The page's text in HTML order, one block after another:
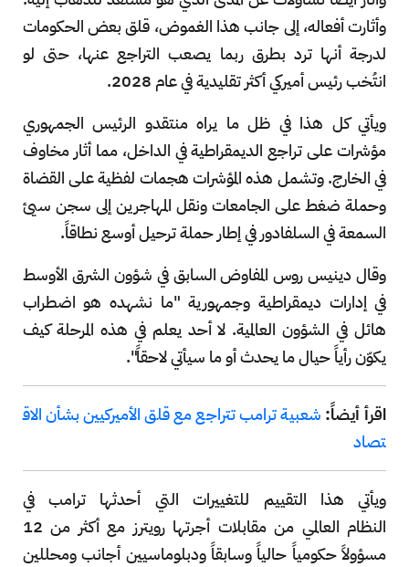
وأثارت أفعاله، إلى جانب هذا الغموض، قلق بعض الحكومات
لدرجة أنها ترد بطرق ربما يصعب التراجع عنها، حتى لو
انتُخب رئيس أميركي أكثر تقليدية في عام 2028.
ويأتي كل هذا في ظل ما يراه منتقدو الرئيس الجمهوري
مؤشرات على تراجع الديمقراطية في الداخل، مما أثار مخاوف
في الخارج. وتشمل هذه المؤشرات هجمات لفظية على القضاة
وحملة ضغط على الجامعات ونقل المهاجرين إلى سجن سيئ
السمعة في السلفادور في إطار حملة ترحيل أوسع نطاقاً.
وقال دينيس روس المفاوض السابق في شؤون الشرق الأوسط
في إدارات ديمقراطية وجمهورية "ما نشهده هو اضطراب
هائل في الشؤون العالمية. لا أحد يعلم في هذه المرحلة كيف
يكوّن رأياً حيال ما يحدث أو ما سيأتي لاحقاً".
اقرأ أيضاً: شعبية ترامب تتراجع مع قلق الأميركيين بشأن الاق
تصاد
ويأتي هذا التقييم للتغييرات التي أحدثها ترامب في
النظام العالمي من مقابلات أجرتها رويترز مع أكثر من 12
مسؤولاً حكومياً حالياً وسابقاً ودبلوماسيين أجانب ومحللين